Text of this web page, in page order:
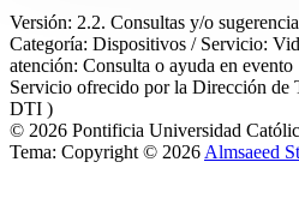
Versión: 2.2. Consultas y/o
Categoría: Dispositivos / Servicio:
atención: Consulta o ayuda en evento
Servicio ofrecido por la Dirección de
DTI )
© 2026 Pontificia Universidad
Tema: Copyright © 2026 Almsaeed